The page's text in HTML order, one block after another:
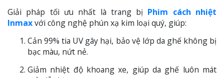
Giải pháp tối ưu nhất là trang bị Phim cách nhiệt
Inmaxvới công nghệ phún xạ kim loại quý, giúp:
Cản 99% tia UV gây hại, bảo vệ lớp da ghế không bị
bạc màu, nứt nẻ.
Giảm nhiệt độ khoang xe, giúp da ghế luôn mát